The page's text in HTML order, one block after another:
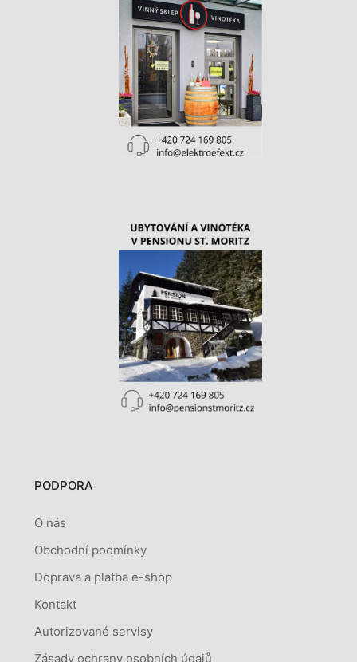
PODPORA
O nás
Obchodní podmínky
Doprava a platba e-shop
Kontakt
Autorizované servisy
Zásady ochrany osobních údajů